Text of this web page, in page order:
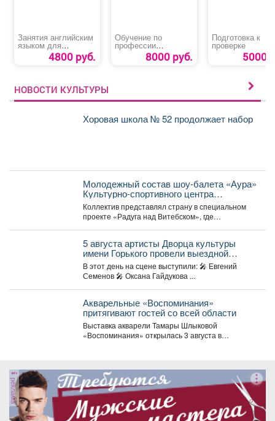
Занятия английским
языком для
обучающихся 2-11
4800 руб.
Обучение по
профессии
«Кладовщик»8000 руб.
Подготовка к
проверке
5000
НОВОСТИ КУЛЬТУРЫ
Хоровая школа № 52 продолжает набор
Молодежный состав шоу-балета «Аура»
Культурно-спортивного центра
металлургов победил в международном
конкурсе «Славянский базар» в
Витебске.
Коллектив представлял страну в специальном
проекте «Радуга над Витебском», где
5 августа артисты Дворца культуры
имени Горького провели выездной
концерт в реабилитационном центре
«Топаз».
В этот день на сцене выступили: 🎤 Евгений
Семенов 🎤 Оксана Гайдукова ...
Акварельные «Воспоминания»
притягивают гостей со всей области
Выставка акварели Тамары Шлыковой
«Воспоминания» открылась 3 августа в
реклама